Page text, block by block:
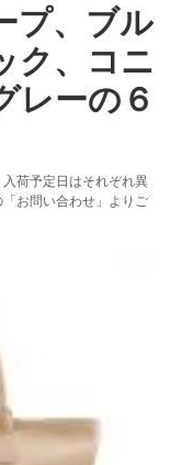
プ、ブル
ク、コニ
レーの６
荷予定日はそれぞれ異
お問い合わせ」よりご